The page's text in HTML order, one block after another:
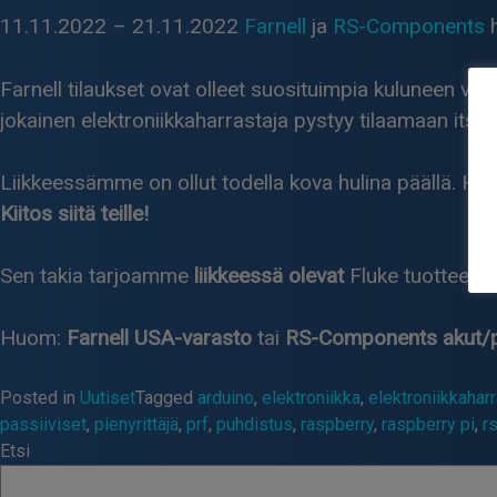
11.11.2022 – 21.11.2022 Farnell ja RS-Components
Farnell tilaukset ovat olleet suosituimpia kuluneen
jokainen elektroniikkaharrastaja pystyy tilaamaan
Liikkeessämme on ollut todella kova hulina päällä.
Kiitos siitä teille!
Sen takia tarjoamme liikkeessä olevatFluke tuotteet -
Huom: Farnell USA-varasto tai RS-Components
Posted in UutisetTagged arduino, elektroniikka,
passiiviset, pienyrittäjä, prf, puhdistus, raspberry, raspberry pi,
Etsi